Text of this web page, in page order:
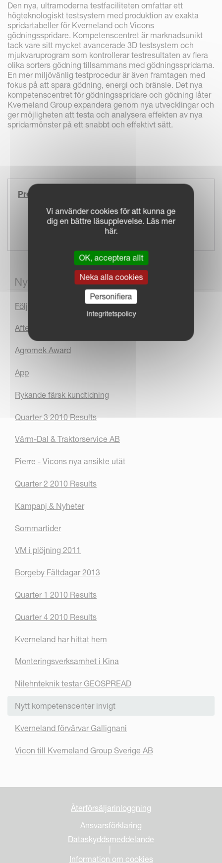
Den nya, ultramoderna testfaciliteten omfattar ett
högteknologiskt testsystem med produktion av exakta
spridartabeller för Kverneland och Vicons
gödningsspridare. Kompetenscentret är marknadsunikt
tack vare sitt mycket avancerade 3D testsystem och
mjukvaruprogram som kontrollerar testresultaten av flera
olika sorters gödning tillsammans med gödningsspridarna.
En mer miljövänlig testprocedur är även framtagen med
fokus på att spara gödning, energi och bränsle. Det nya
kompetenscentret för gödningsspridare och gödning låter
Kverneland Group expandera genom nya utvecklingar och
ger möjligheten att testa och analysera effekten av nya
spridarmönster på ett snabbt och effektivt sätt.
Press Release
Nyhetsarkiv
Följ Kverneland Group på facebook
After Sales
Agromek Award
App
Rykande färsk kundtidning
Quarter 3 2010 Results
Värm-Dal & Traktorservice AB
Pierre - Vicons nya ansikte utåt
Quarter 2 2010 Results
Kampanj & Nyheter
Sommartider
VM i plöjning 2011
Borgeby Fältdagar 2013
Quarter 1 2010 Results
Quarter 4 2010 Results
Kverneland har hittat hem
Monteringsverksamhet i Kina
Nilehnteknik testar GEOSPREAD
Nytt kompetenscenter invigt
Kverneland förvärvar Gallignani
Vicon till Kverneland Group Sverige AB
Återförsäljarinloggning
Ansvarsförklaring
Dataskyddsmeddelande
Information om cookies
Vi använder cookies för att kunna ge
dig en bättre läsupplevelse. Läs mer
här.
OK, acceptera allt
Neka alla cookies
Personifiera
Integritetspolicy